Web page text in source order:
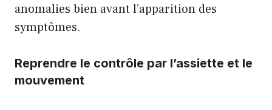
anomalies bien avant l’apparition des
symptômes.
Reprendre le contrôle par l’assiette et le
mouvement